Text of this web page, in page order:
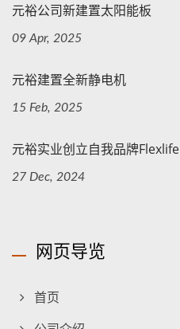
元裕公司新建置太阳能板
09 Apr, 2025
元裕建置全新静电机
15 Feb, 2025
元裕实业创立自我品牌Flexlife
27 Dec, 2024
网页导览
首页